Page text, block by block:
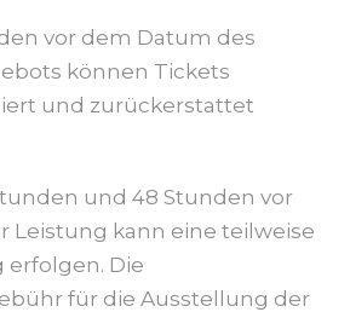
vor dem Datum des
können Tickets
und zurückerstattet
und 48 Stunden vor
Leistung kann eine teilweise
Die
für die Ausstellung der